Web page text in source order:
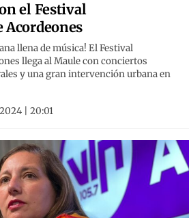
el Festival
llena de música! El Festival
llega al Maule con conciertos
y una gran intervención urbana en
| 20:01